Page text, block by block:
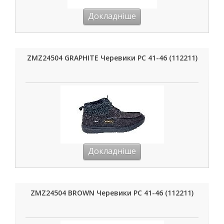
Докладніше
ZMZ24504 GRAPHITE Черевики РС 41-46 (112211)
Докладніше
ZMZ24504 BROWN Черевики РС 41-46 (112211)